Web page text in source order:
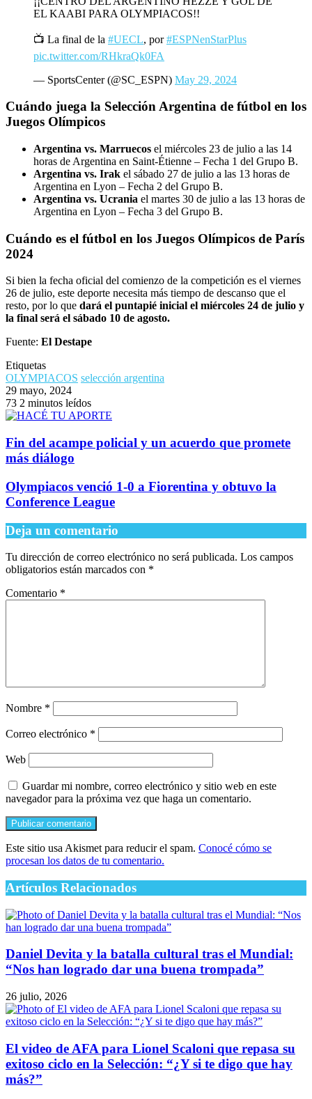
EL KAABI PARA OLYMPIACOS!!
📺 La final de la #UECL, por#ESPNenStarPlus
pic.twitter.com/RHkraQk0FA
— SportsCenter (@SC_ESPN) May 29, 2024
Cuándo juega la Selección Argentina de fútbol en los
Juegos Olímpicos
Argentina vs. Marruecos el miércoles 23 de julio a las 14
horas de Argentina en Saint-Étienne – Fecha 1 del Grupo B.
Argentina vs. Irak el sábado 27 de julio a las 13 horas de
Argentina en Lyon – Fecha 2 del Grupo B.
Argentina vs. Ucrania el martes 30 de julio a las 13 horas de
Argentina en Lyon – Fecha 3 del Grupo B.
Cuándo es el fútbol en los Juegos Olímpicos de París
2024
Si bien la fecha oficial del comienzo de la competición es el viernes
26 de julio, este deporte necesita más tiempo de descanso que el
resto, por lo que dará el puntapié inicial el miércoles 24 de julio y
la final será el sábado 10 de agosto.
Fuente: El Destape
Etiquetas
OLYMPIACOS selección argentina
29 mayo, 2024
73 2 minutos leídos
Fin del acampe policial y un acuerdo que promete
más diálogo
Olympiacos venció 1-0 a Fiorentina y obtuvo la
Conference League
Deja un comentario
Tu dirección de correo electrónico no será publicada. Los campos
obligatorios están marcados con *
Comentario *
Nombre *
Correo electrónico *
Web
Guardar mi nombre, correo electrónico y sitio web en este
navegador para la próxima vez que haga un comentario.
Este sitio usa Akismet para reducir el spam. Conocé cómo se
procesan los datos de tu comentario.
Artículos Relacionados
Daniel Devita y la batalla cultural tras el Mundial:
“Nos han logrado dar una buena trompada”
26 julio, 2026
El video de AFA para Lionel Scaloni que repasa su
exitoso ciclo en la Selección: “¿Y si te digo que hay
más?”